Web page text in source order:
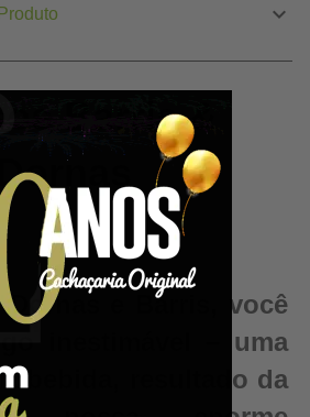
Barris &
Dornas
Dornas e Barris, você
inestimável – uma
bebida, resultado da